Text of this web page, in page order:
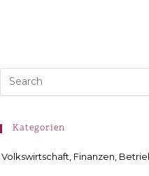
Kategorien
Volkswirtschaft, Finanzen,